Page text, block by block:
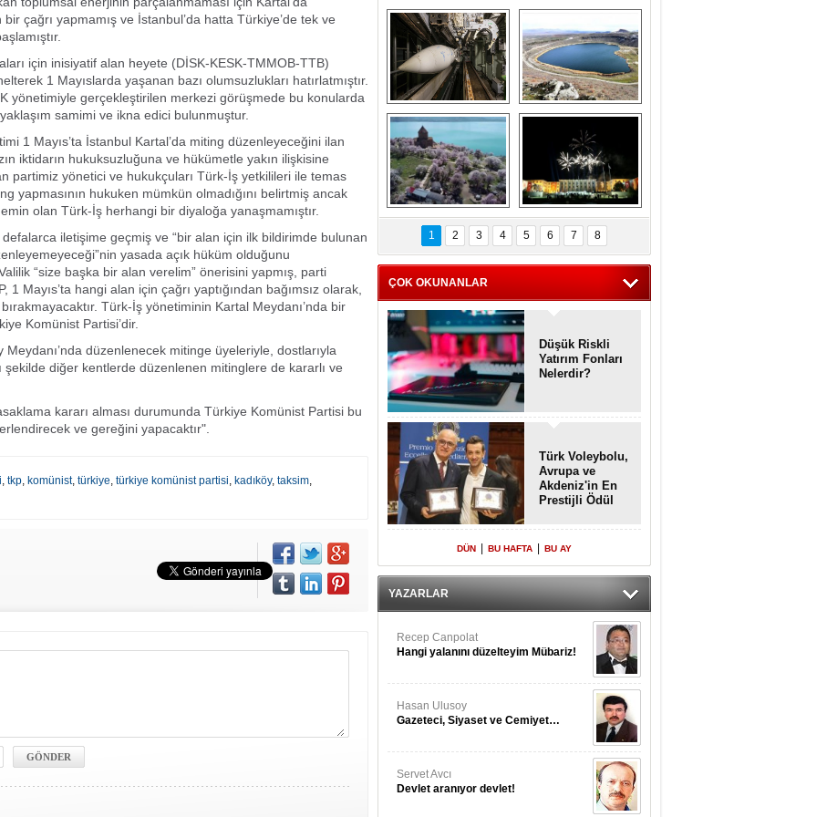
bir çağrı yapmamış ve İstanbul’da hatta Türkiye’de tek ve
için inisiyatif alan heyete (DİSK-KESK-TMMOB-TTB)
1 Mayıslarda yaşanan bazı olumsuzlukları hatırlatmıştır.
yönetimiyle gerçekleştirilen merkezi görüşmede bu konularda
samimi ve ikna edici bulunmuştur.
1 Mayıs’ta İstanbul Kartal’da miting düzenleyeceğini ilan
iktidarın hukuksuzluğuna ve hükümetle yakın ilişkisine
partimiz yönetici ve hukukçuları Türk-İş yetkilileri ile temas
yapmasının hukuken mümkün olmadığını belirtmiş ancak
olan Türk-İş herhangi bir diyaloğa yanaşmamıştır.
iletişime geçmiş ve “bir alan için ilk bildirimde bulunan
yasada açık hüküm olduğunu
Valilik “size başka bir alan verelim” önerisini yapmış, parti
Mayıs’ta hangi alan için çağrı yaptığından bağımsız olarak,
Türk-İş yönetiminin Kartal Meydanı’nda bir
Komünist Partisi’dir.
Meydanı’nda düzenlenecek mitinge üyeleriyle, dostlarıyla
şekilde diğer kentlerde düzenlenen mitinglere de kararlı ve
kararı alması durumunda Türkiye Komünist Partisi bu
ve gereğini yapacaktır".
, tkp, komünist, türkiye, türkiye komünist partisi, kadıköy, taksim,
Askeri gemi
mezarlığındaki terk
edilmiş gemilerin
etkileyici
görüntüleri
Kapadokya'nın
ilkbaharda bir başka
güzel
Ziyaretçisiz kalan
Akdamar Adası
badem çiçekleri ile
görsel bir güzellik
Haftanın
fotoğrafları
1 2 3 4 5 6 7 8
ÇOK OKUNANLAR
Düşük Riskli
Yatırım Fonları
Nelerdir?
Türk Voleybolu,
Avrupa ve
Akdeniz'in En
Prestijli Ödül
Yeniden Onur
Konuğu
DÜN BU HAFTA BU AY
YAZARLAR
Recep Canpolat
Hangi yalanını düzelteyim Mübariz!
Hasan Ulusoy
Gazeteci, Siyaset ve Cemiyet…
Servet Avcı
Devlet aranıyor devlet!